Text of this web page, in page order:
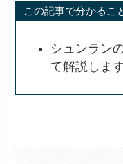
この記事で分かるこ
シュンラン
て解説します